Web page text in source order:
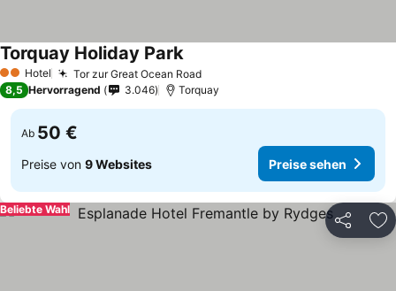
2 Sterne
Hotel Tor zur Great Ocean Road
Torquay Holiday Park
8,5 Hervorragend 3.046 Torquay
Ab 50 €
Preise von 9 Websites Preise sehen
Teilen
Beliebte Wahl